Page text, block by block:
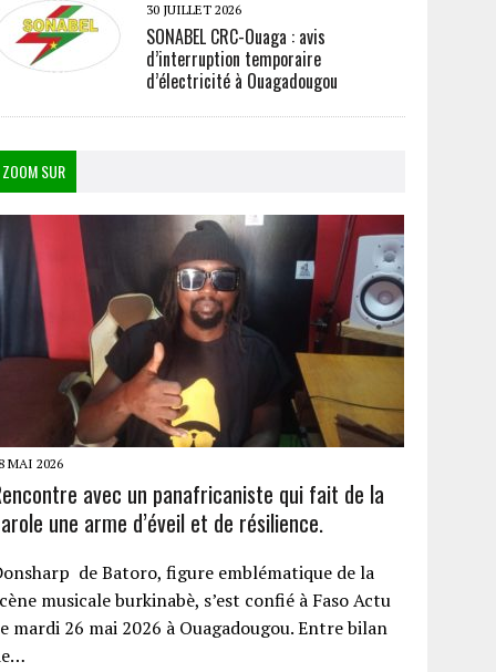
30 JUILLET 2026
SONABEL CRC-Ouaga : avis
d’interruption temporaire
d’électricité à Ouagadougou
ZOOM SUR
MAI 2026
avec un panafricaniste qui fait de la
une arme d’éveil et de résilience.
de Batoro, figure emblématique de la
musicale burkinabè, s’est confié à Faso Actu
mardi 26 mai 2026 à Ouagadougou. Entre bilan